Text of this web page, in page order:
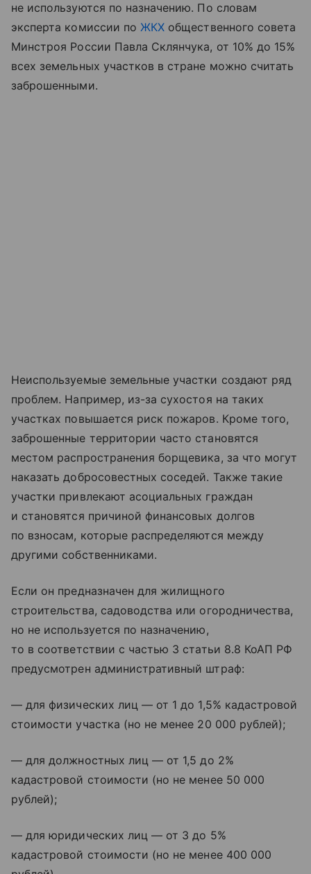
не используются по назначению. По словам
эксперта комиссии поЖКХ общественного совета
Минстроя России Павла Склянчука, от 10% до 15%
всех земельных участков в стране можно считать
заброшенными.
Неиспользуемые земельные участки создают ряд
проблем. Например, из-за сухостоя на таких
участках повышается риск пожаров. Кроме того,
заброшенные территории часто становятся
местом распространения борщевика, за что могут
наказать добросовестных соседей. Также такие
участки привлекают асоциальных граждан
и становятся причиной финансовых долгов
по взносам, которые распределяются между
другими собственниками.
Если он предназначен для жилищного
строительства, садоводства или огородничества,
но не используется по назначению,
то в соответствии с частью 3 статьи 8.8 КоАП РФ
предусмотрен административный штраф:
— для физических лиц — от 1 до 1,5% кадастровой
стоимости участка (но не менее 20 000 рублей);
— для должностных лиц — от 1,5 до 2%
кадастровой стоимости (но не менее 50 000
рублей);
— для юридических лиц — от 3 до 5%
кадастровой стоимости (но не менее 400 000